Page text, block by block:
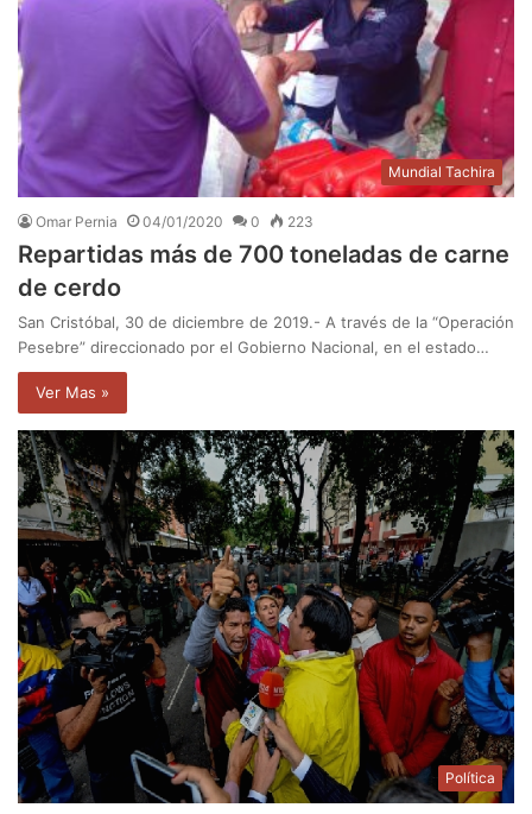
Mundial Tachira
Omar Pernia 04/01/2020 0 223
Repartidas más de 700 toneladas de carne
de cerdo
San Cristóbal, 30 de diciembre de 2019.- A través de la “Operación
Pesebre” direccionado por el Gobierno Nacional, en el estado…
Ver Mas »
Política